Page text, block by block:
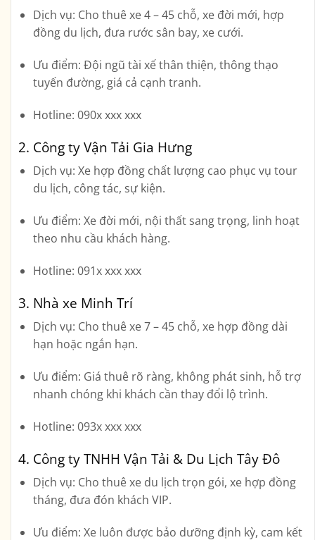
Dịch vụ: Cho thuê xe 4 – 45 chỗ, xe đời mới, hợp
đồng du lịch, đưa rước sân bay, xe cưới.
Ưu điểm: Đội ngũ tài xế thân thiện, thông thạo
tuyến đường, giá cả cạnh tranh.
Hotline: 090x xxx xxx
2. Công ty Vận Tải Gia Hưng
Dịch vụ: Xe hợp đồng chất lượng cao phục vụ tour
du lịch, công tác, sự kiện.
Ưu điểm: Xe đời mới, nội thất sang trọng, linh hoạt
theo nhu cầu khách hàng.
Hotline: 091x xxx xxx
3. Nhà xe Minh Trí
Dịch vụ: Cho thuê xe 7 – 45 chỗ, xe hợp đồng dài
hạn hoặc ngắn hạn.
Ưu điểm: Giá thuê rõ ràng, không phát sinh, hỗ trợ
nhanh chóng khi khách cần thay đổi lộ trình.
Hotline: 093x xxx xxx
4. Công ty TNHH Vận Tải & Du Lịch Tây Đô
Dịch vụ: Cho thuê xe du lịch trọn gói, xe hợp đồng
tháng, đưa đón khách VIP.
Ưu điểm: Xe luôn được bảo dưỡng định kỳ, cam kết